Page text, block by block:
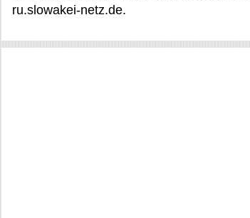
ru.slowakei-netz.de.